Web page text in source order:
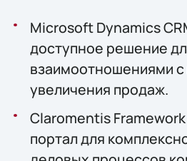
Microsoft Dynamics
доступное решение
взаимоотношениями с
увеличения продаж.
Claromentis
портал для